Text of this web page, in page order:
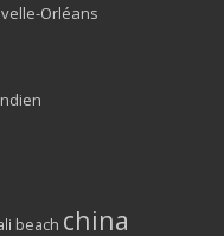
Orléans
beach china